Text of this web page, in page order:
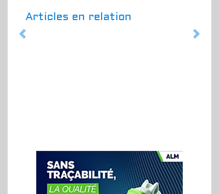
Articles en relation
Previous Next